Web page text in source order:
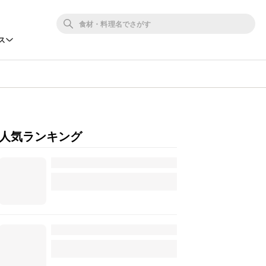
人気ランキング